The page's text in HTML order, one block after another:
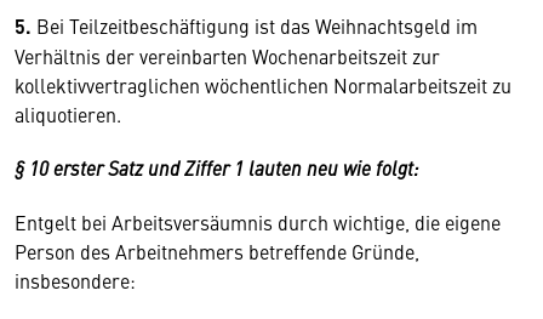
5. Bei Teilzeitbeschäftigung ist das Weihnachtsgeld im
Verhältnis der vereinbarten Wochenarbeitszeit zur
kollektivvertraglichen wöchentlichen Normalarbeitszeit zu
aliquotieren.
§ 10 erster Satz und Ziffer 1 lauten neu wie folgt:
Entgelt bei Arbeitsversäumnis durch wichtige, die eigene
Person des Arbeitnehmers betreffende Gründe,
insbesondere: